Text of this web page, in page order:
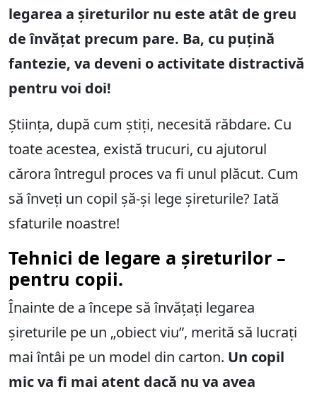
legarea a șireturilor nu este atât de greu
de învățat precum pare. Ba, cu puțină
fantezie, va deveni o activitate distractivă
pentru voi doi!
Știința, după cum știți, necesită răbdare. Cu
toate acestea, există trucuri, cu ajutorul
cărora întregul proces va fi unul plăcut. Cum
să înveți un copil șă-și lege șireturile? Iată
sfaturile noastre!
Tehnici de legare a șireturilor –
pentru copii.
Înainte de a începe să învățați legarea
șireturile pe un „obiect viu”, merită să lucrați
mai întâi pe un model din carton. Un copil
mic va fi mai atent dacă nu va avea